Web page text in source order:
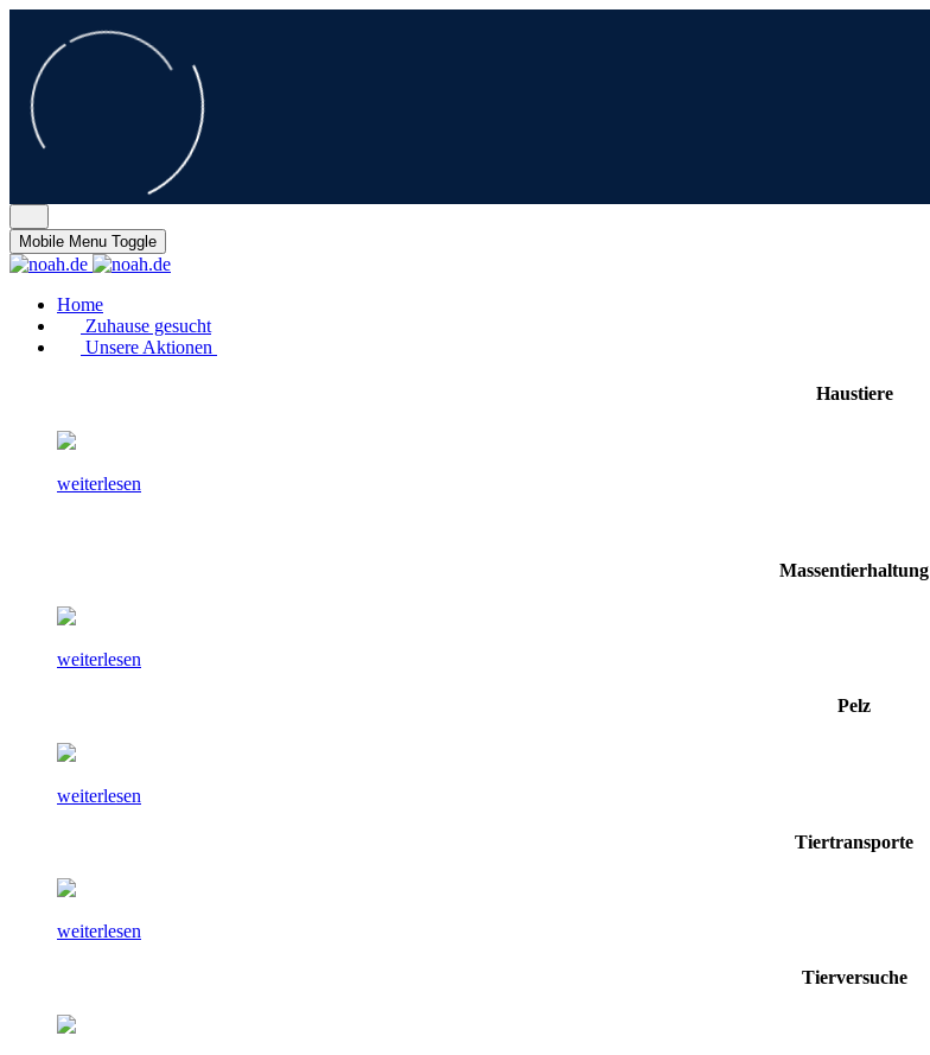
Mobile Menu Toggle
Home
Zuhause gesucht
Unsere Aktionen
Haustiere
weiterlesen
Massentierhaltung
weiterlesen
Pelz
weiterlesen
Tiertransporte
weiterlesen
Tierversuche